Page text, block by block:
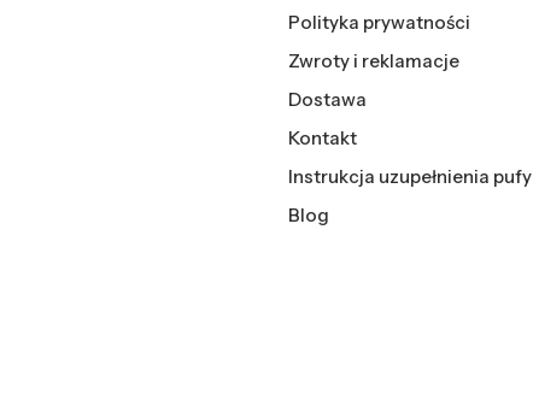
Polityka prywatności
Zwroty i reklamacje
Dostawa
Kontakt
Instrukcja uzupełnienia pufy
Blog